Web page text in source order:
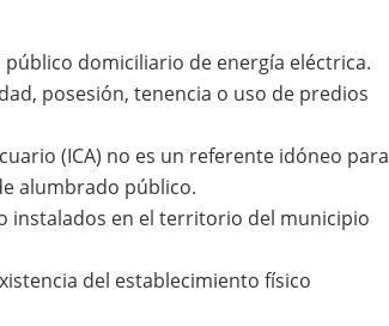
domiciliario de energía eléctrica.
posesión, tenencia o uso de predios
(ICA) no es un referente idóneo para
alumbrado público.
en el territorio del municipio
del establecimiento físico